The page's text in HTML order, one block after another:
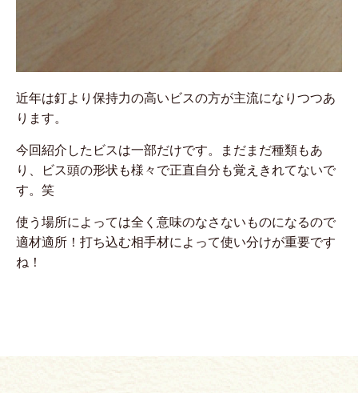
近年は釘より保持力の高いビスの方が主流になりつつあ
ります。
今回紹介したビスは一部だけです。まだまだ種類もあ
り、ビス頭の形状も様々で正直自分も覚えきれてないで
す。笑
使う場所によっては全く意味のなさないものになるので
適材適所！打ち込む相手材によって使い分けが重要です
ね！